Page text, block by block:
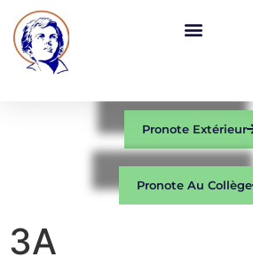
Pronote Extérieur
Pronote Au Collège
3A